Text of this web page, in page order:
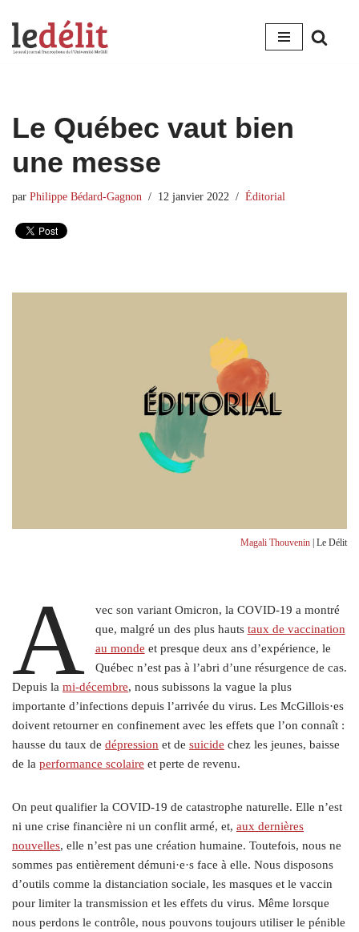
Aller
Le Québec vaut bien
une messe
par Philippe Bédard-Gagnon 12 janvier 2022 Éditorial
Magali Thouvenin | Le Délit
A
vec son variant Omicron, la COVID-19 a montré
que, malgré un des plus hauts taux de vaccination
au monde et presque deux ans d’expérience, le
Québec n’est pas à l’abri d’une résurgence de cas.
Depuis la mi-décembre, nous subissons la vague la plus
importante d’infections depuis l’arrivée du virus. Les McGillois·es
doivent retourner en confinement avec les effets que l’on connaît :
hausse du taux de dépression et de suicide chez les jeunes, baisse
de la performance scolaire et perte de revenu.
On peut qualifier la COVID-19 de catastrophe naturelle. Elle n’est
ni une crise financière ni un conflit armé, et, aux dernières
nouvelles, elle n’est pas une création humaine. Toutefois, nous ne
sommes pas entièrement démuni·e·s face à elle. Nous disposons
d’outils comme la distanciation sociale, les masques et le vaccin
pour limiter la transmission et les effets du virus. Même lorsque
nous perdons le contrôle, nous pouvons toujours utiliser le pénible